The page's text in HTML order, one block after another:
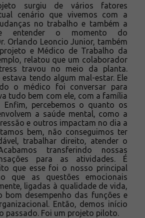
surgiu de vários fatores
cenário que vivemos com a
no trabalho e também a
entender o momento do
Orlando Leoncio Junior, também
e Médico de Trabalho da
relatou que um colaborador
travou no meio da planta.
tendo algum mal-estar. Ele
o médico foi conversar para
tudo bem com ele, com a família
percebemos o quanto os
a saúde mental, como a
e outros impactam no dia a
bem, não conseguimos ter
trabalhar direito, atender o
transferindo nossas
para as atividades. É
que esse foi o nosso principal
que as questões emocionais
ligadas à qualidade de vida,
bom desempenho das funções e
Então, demos início
passado. Foi um projeto piloto.